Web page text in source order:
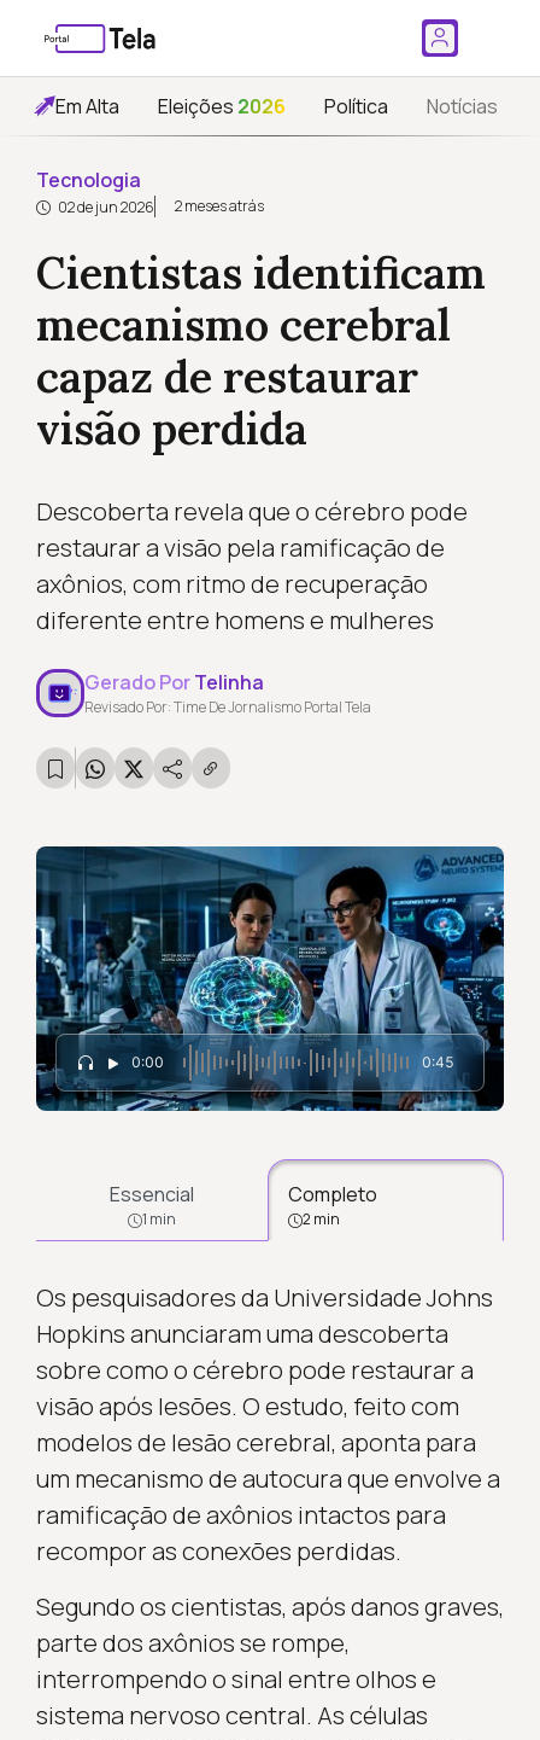
Em Alta Eleições 2026 Política Notícias
Tecnologia
02 de jun 2026 2 meses atrás
Cientistas identificam
mecanismo cerebral
capaz de restaurar
visão perdida
Descoberta revela que o cérebro pode
restaurar a visão pela ramificação de
axônios, com ritmo de recuperação
diferente entre homens e mulheres
Gerado PorTelinha
Revisado Por: Time De Jornalismo Portal Tela
0:00 0:45
Essencial
1 min
Completo
2 min
Os pesquisadores da Universidade Johns
Hopkins anunciaram uma descoberta
sobre como o cérebro pode restaurar a
visão após lesões. O estudo, feito com
modelos de lesão cerebral, aponta para
um mecanismo de autocura que envolve a
ramificação de axônios intactos para
recompor as conexões perdidas.
Segundo os cientistas, após danos graves,
parte dos axônios se rompe,
interrompendo o sinal entre olhos e
sistema nervoso central. As células